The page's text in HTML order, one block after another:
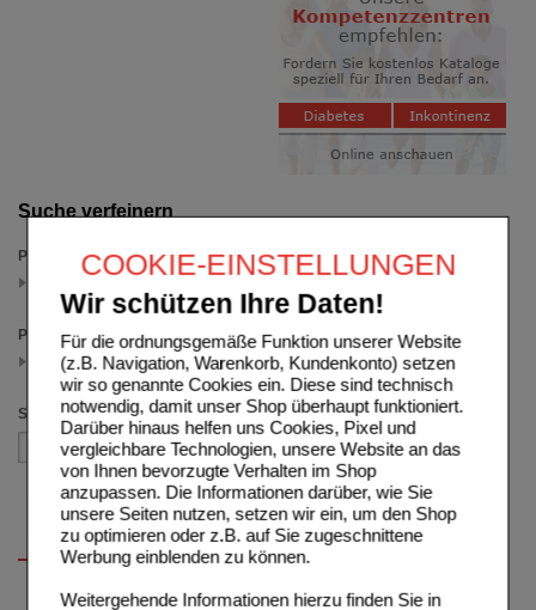
COOKIE-EINSTELLUNGEN
Wir schützen Ihre Daten!
Für die ordnungsgemäße Funktion unserer Website
(z.B. Navigation, Warenkorb, Kundenkonto) setzen
wir so genannte Cookies ein. Diese sind technisch
notwendig, damit unser Shop überhaupt funktioniert.
Darüber hinaus helfen uns Cookies, Pixel und
vergleichbare Technologien, unsere Website an das
von Ihnen bevorzugte Verhalten im Shop
anzupassen. Die Informationen darüber, wie Sie
unsere Seiten nutzen, setzen wir ein, um den Shop
zu optimieren oder z.B. auf Sie zugeschnittene
Werbung einblenden zu können.
Weitergehende Informationen hierzu finden Sie in
Suche verfeinern
Packungsgröße
(auswahl entfernen)
Preis
25.00 - 74.99
(auswahl entfernen)
Sortieren nach